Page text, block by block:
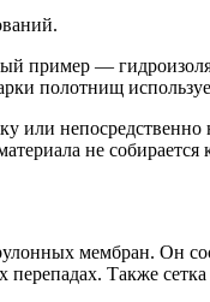
пример —
полотнищ
не собирается
мембран. Он
перепадах. Также